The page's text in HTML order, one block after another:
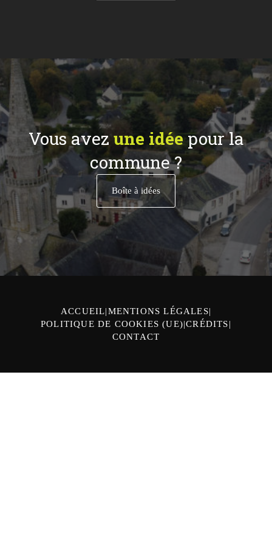
Vous avezune idéepour la
commune ?
Boîte à idées
ACCUEIL MENTIONS LÉGALES
POLITIQUE DE COOKIES (UE) CRÉDITS
CONTACT